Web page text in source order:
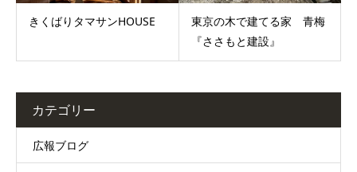
きくばりタマサンHOUSE
東京の木で建てる家 青梅
『ささもと建設』
カテゴリー
広報ブログ